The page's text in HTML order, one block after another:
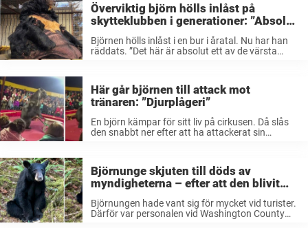
Överviktig björn hölls inlåst på
skytteklubben i generationer: ”Absolut
bland det värsta jag har sett”
Björnen hölls inlåst i en bur i åratal. Nu har han
räddats. ”Det här är absolut ett av de värsta
Här går björnen till attack mot
tränaren: ”Djurplågeri”
En björn kämpar för sitt liv på cirkusen. Då slås
den snabbt ner efter att ha attackerat sin
Björnunge skjuten till döds av
myndigheterna – efter att den blivit
Björnungen hade vant sig för mycket vid turister.
Därför var personalen vid Washington County